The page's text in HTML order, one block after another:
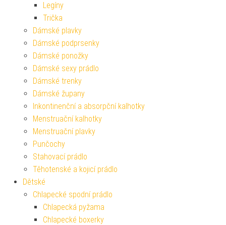
Legíny
Trička
Dámské plavky
Dámské podprsenky
Dámské ponožky
Dámské sexy prádlo
Dámské trenky
Dámské župany
Inkontinenční a absorpční kalhotky
Menstruační kalhotky
Menstruační plavky
Punčochy
Stahovací prádlo
Těhotenské a kojicí prádlo
Dětské
Chlapecké spodní prádlo
Chlapecká pyžama
Chlapecké boxerky